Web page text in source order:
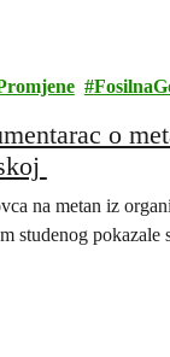
o
na metan iz
studenog